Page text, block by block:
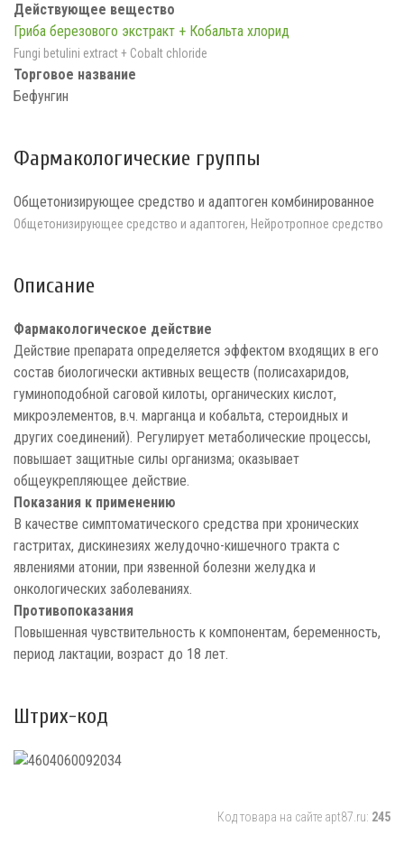
Действующее вещество
Гриба березового экстракт + Кобальта хлорид
Fungi betulini extract + Cobalt chloride
Торговое название
Бефунгин
Фармакологические группы
Общетонизирующее средство и адаптоген комбинированное
Общетонизирующее средство и адаптоген, Нейротропное средство
Описание
Фармакологическое действие
Действие препарата определяется эффектом входящих в его
состав биологически активных веществ (полисахаридов,
гуминоподобной саговой килоты, органических кислот,
микроэлементов, в.ч. марганца и кобальта, стероидных и
других соединений). Регулирует метаболические процессы,
повышает защитные силы организма; оказывает
общеукрепляющее действие.
Показания к применению
В качестве симптоматического средства при хронических
гастритах, дискинезиях желудочно-кишечного тракта с
явлениями атонии, при язвенной болезни желудка и
онкологических заболеваниях.
Противопоказания
Повышенная чувствительность к компонентам, беременность,
период лактации, возраст до 18 лет.
Штрих-код
Код товара на сайте apt87.ru: 245